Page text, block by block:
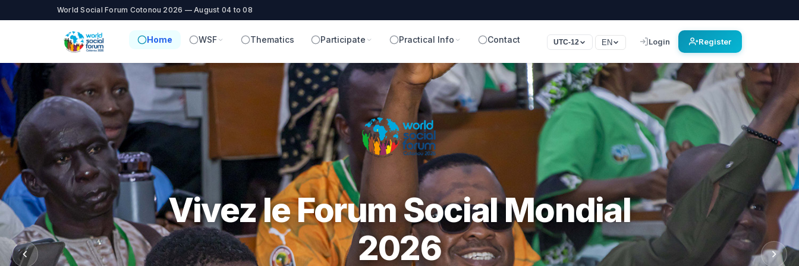
World Social Forum Cotonou 2026 — August 04 to 08
Home WSF Thematics Participate Practical Info Contact UTC-12 EN Login Register
Forum Social Mondial 2026
Cotonou, Bénin — 4-8 Août 2026
Un autre monde est possible !